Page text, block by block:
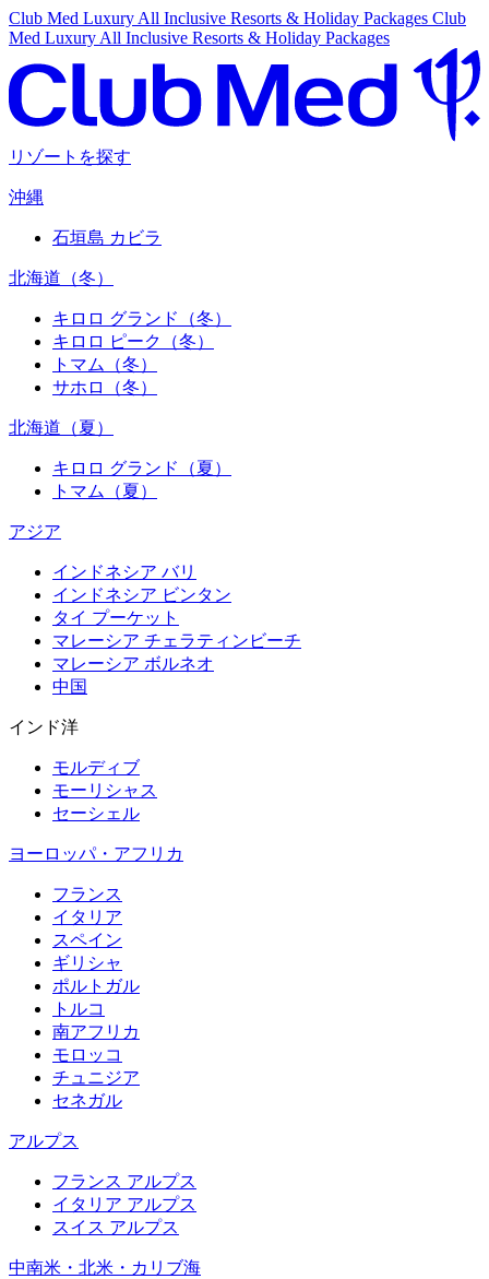
Club Med Luxury All Inclusive Resorts & Holiday Packages Club
Med Luxury All Inclusive Resorts & Holiday Packages
リゾートを探す
沖縄
石垣島 カビラ
北海道（冬）
キロロ グランド（冬）
キロロ ピーク（冬）
トマム（冬）
サホロ（冬）
北海道（夏）
キロロ グランド（夏）
トマム（夏）
アジア
インドネシア バリ
インドネシア ビンタン
タイ プーケット
マレーシア チェラティンビーチ
マレーシア ボルネオ
中国
インド洋
モルディブ
モーリシャス
セーシェル
ヨーロッパ・アフリカ
フランス
イタリア
スペイン
ギリシャ
ポルトガル
トルコ
南アフリカ
モロッコ
チュニジア
セネガル
アルプス
フランス アルプス
イタリア アルプス
スイス アルプス
中南米・北米・カリブ海